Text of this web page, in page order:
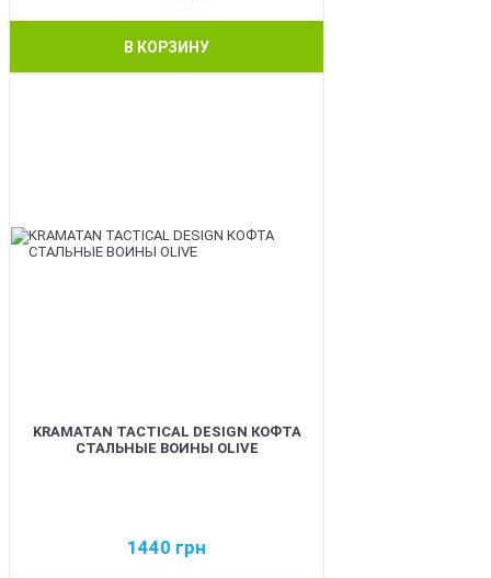
В КОРЗИНУ
KRAMATAN TACTICAL DESIGN КОФТА
СТАЛЬНЫЕ ВОИНЫ OLIVE
1440 грн